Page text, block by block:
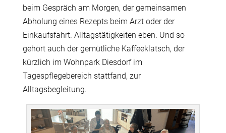
beim Gespräch am Morgen, der gemeinsamen
Abholung eines Rezepts beim Arzt oder der
Einkaufsfahrt. Alltagstätigkeiten eben. Und so
gehört auch der gemütliche Kaffeeklatsch, der
kürzlich im Wohnpark Diesdorf im
Tagespflegebereich stattfand, zur
Alltagsbegleitung.